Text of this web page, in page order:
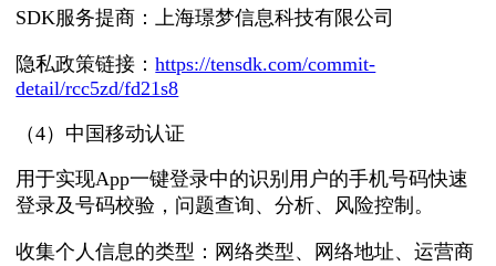
SDK服务提商：上海璟梦信息科技有限公司
隐私政策链接：https://tensdk.com/commit-
detail/rcc5zd/fd21s8
（4）中国移动认证
用于实现App一键登录中的识别⽤户的⼿机号码快速
登录及号码校验，问题查询、分析、风险控制。
收集个人信息的类型： 网络类型、网络地址、运营商